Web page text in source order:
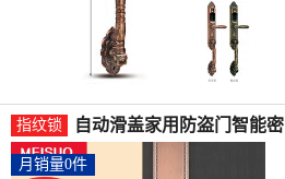
指纹锁
自动滑盖家用防盗门智能密
码锁IC卡手机远程锁指纹室-
指纹锁(魅锁旗舰店仅售2998
月销量0件